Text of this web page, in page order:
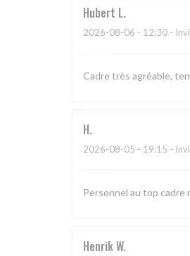
Hubert L
2026-08-06 - 12:30 -
Cadre très agréable,
H
2026-08-05 - 19:15 -
Personnel au top
HenrikW